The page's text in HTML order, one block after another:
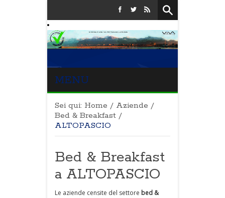
MENU
Sei qui: Home / Aziende /
Bed & Breakfast /
ALTOPASCIO
Bed & Breakfast
a ALTOPASCIO
Le aziende censite del settore bed &